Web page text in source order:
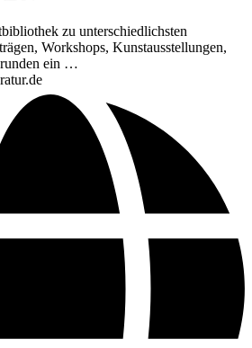
zu unterschiedlichsten
Workshops, Kunstausstellungen,
ein …